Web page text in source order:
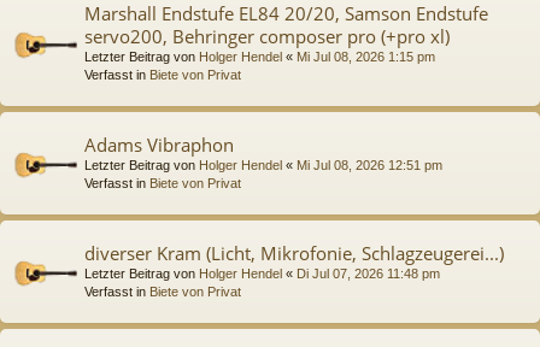
Marshall Endstufe EL84 20/20, Samson Endstufe
servo200, Behringer composer pro (+pro xl)
Letzter Beitrag von Holger Hendel « Mi Jul 08, 2026 1:15 pm
Verfasst in Biete von Privat
Adams Vibraphon
Letzter Beitrag von Holger Hendel « Mi Jul 08, 2026 12:51 pm
Verfasst in Biete von Privat
diverser Kram (Licht, Mikrofonie, Schlagzeugerei...)
Letzter Beitrag von Holger Hendel « Di Jul 07, 2026 11:48 pm
Verfasst in Biete von Privat